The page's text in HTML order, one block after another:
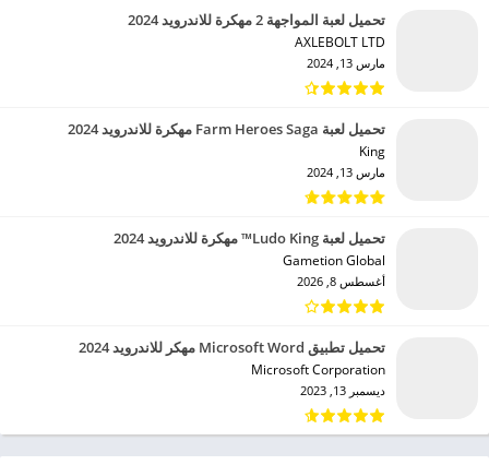
تحميل لعبة المواجهة 2 مهكرة للاندرويد 2024
AXLEBOLT LTD‏
مارس 13, 2024
تحميل لعبة Farm Heroes Saga مهكرة للاندرويد 2024
King‏
مارس 13, 2024
تحميل لعبة Ludo King™ مهكرة للاندرويد 2024
Gametion Global‏
أغسطس 8, 2026
تحميل تطبيق Microsoft Word مهكر للاندرويد 2024
Microsoft Corporation‏
ديسمبر 13, 2023